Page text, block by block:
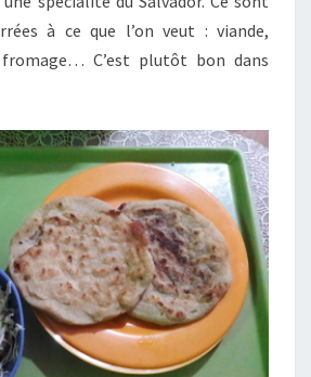
à ce que l’on veut : viande,
C’est plutôt bon dans